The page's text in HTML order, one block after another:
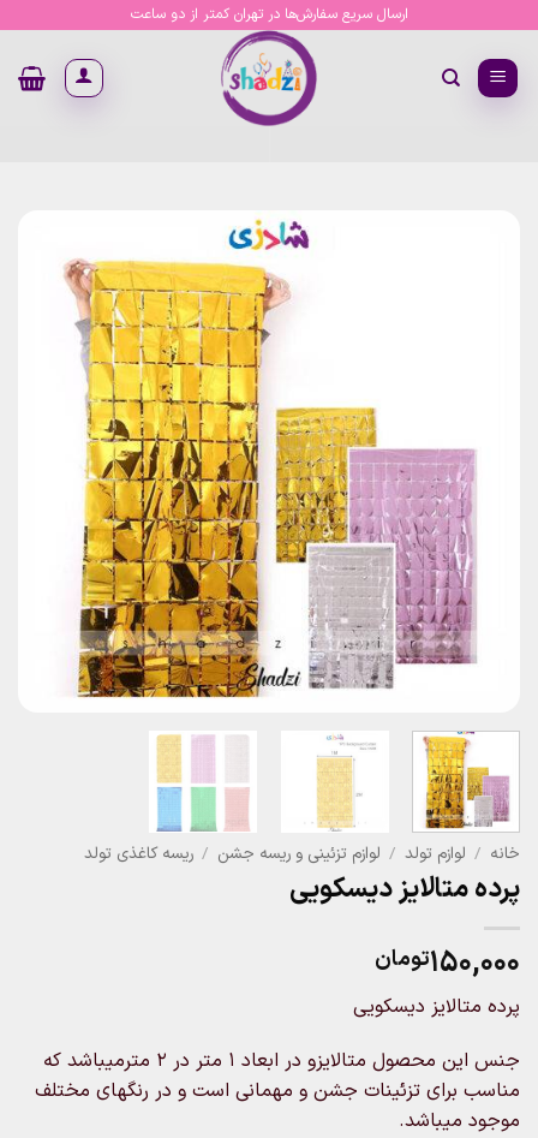
content
ارسال سریع سفارش‌ها در تهران کمتر از دو ساعت
خانه / لوازم تولد / لوازم تزئینی و ریسه جشن / ریسه کاغذی تولد
پرده متالایز دیسکویی
۱۵۰,۰۰۰تومان
پرده متالایز دیسکویی
جنس این محصول متالایزو در ابعاد ۱ متر در ۲ مترمیباشد که
مناسب برای تزئینات جشن و مهمانی است و در رنگهای مختلف
موجود میباشد.